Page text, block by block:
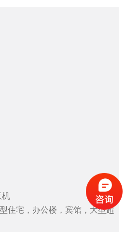
机
宅，办公楼，宾馆，大型超